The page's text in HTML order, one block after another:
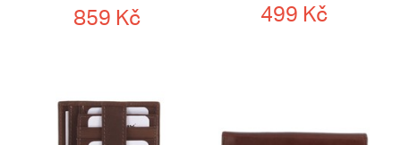
859 Kč 499 Kč